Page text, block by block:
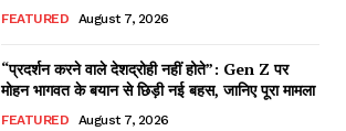
FEATURED August 7, 2026
“प्रदर्शन करने वाले देशद्रोही नहीं होते”: Gen Z पर
मोहन भागवत के बयान से छिड़ी नई बहस, जानिए पूरा मामला
FEATURED August 7, 2026